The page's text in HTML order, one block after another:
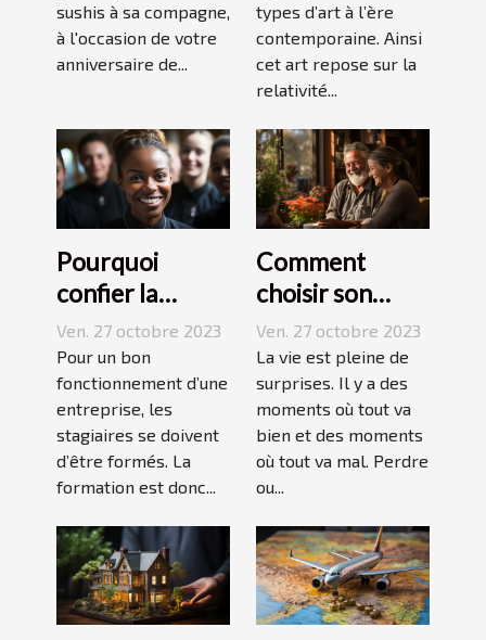
sushis à sa compagne,
à l'occasion de votre
anniversaire de...
types d’art à l’ère
contemporaine. Ainsi
cet art repose sur la
relativité...
Pourquoi
confier la
formation de
ses stagiaires à
JP2A-Génèse ?
Ven. 27 octobre 2023
Pour un bon
fonctionnement d’une
entreprise, les
stagiaires se doivent
d’être formés. La
formation est donc...
Comment
choisir son
assurance
Dépendance ?
Ven. 27 octobre 2023
La vie est pleine de
surprises. Il y a des
moments où tout va
bien et des moments
où tout va mal. Perdre
ou...